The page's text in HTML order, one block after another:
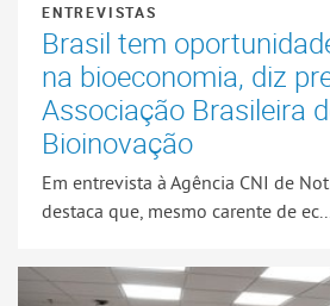
ENTREVISTAS
Brasil tem
na bioeconomia, diz
Associação Brasileira
Bioinovação
Em entrevista à Agência CNI de
destaca que, mesmo carente de